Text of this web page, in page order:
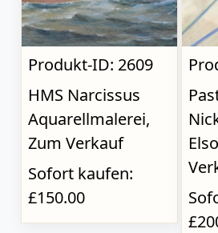
Produkt-ID: 2609
HMS Narcissus
Aquarellmalerei,
Zum Verkauf
Sofort kaufen:
£150.00